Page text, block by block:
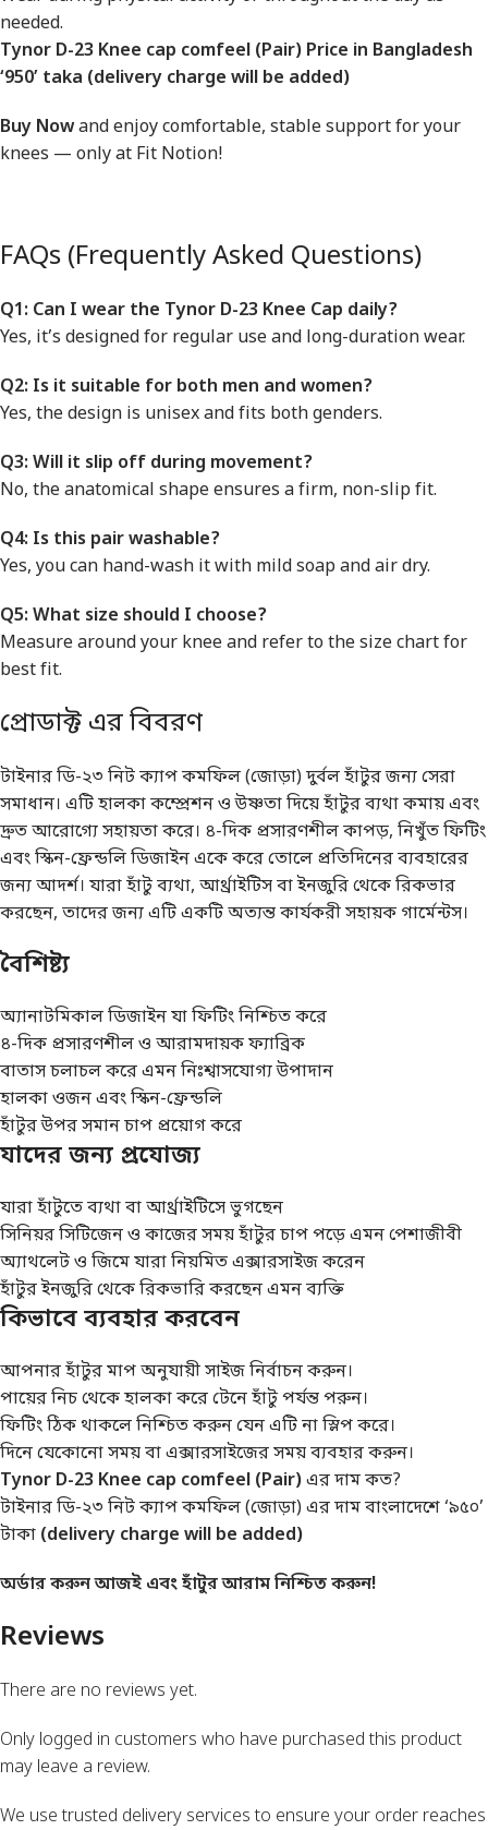
needed.
Tynor D-23 Knee cap comfeel (Pair) Price in Bangladesh
‘950’ taka (delivery charge will be added)
Buy Nowand enjoy comfortable, stable support for your
knees — only at Fit Notion!
FAQs (Frequently Asked Questions)
Q1: Can I wear the Tynor D-23 Knee Cap daily?
Yes, it’s designed for regular use and long-duration wear.
Q2: Is it suitable for both men and women?
Yes, the design is unisex and fits both genders.
Q3: Will it slip off during movement?
No, the anatomical shape ensures a firm, non-slip fit.
Q4: Is this pair washable?
Yes, you can hand-wash it with mild soap and air dry.
Q5: What size should I choose?
Measure around your knee and refer to the size chart for
best fit.
প্রোডাক্ট এর বিবরণ
টাইনার ডি-২৩ নিট ক্যাপ কমফিল (জোড়া) দুর্বল হাঁটুর জন্য সেরা
সমাধান। এটি হালকা কম্প্রেশন ও উষ্ণতা দিয়ে হাঁটুর ব্যথা কমায় এবং
দ্রুত আরোগ্যে সহায়তা করে। ৪-দিক প্রসারণশীল কাপড়, নিখুঁত ফিটিং
এবং স্কিন-ফ্রেন্ডলি ডিজাইন একে করে তোলে প্রতিদিনের ব্যবহারের
জন্য আদর্শ। যারা হাঁটু ব্যথা, আর্থ্রাইটিস বা ইনজুরি থেকে রিকভার
করছেন, তাদের জন্য এটি একটি অত্যন্ত কার্যকরী সহায়ক গার্মেন্টস।
বৈশিষ্ট্য
অ্যানাটমিকাল ডিজাইন যা ফিটিং নিশ্চিত করে
৪-দিক প্রসারণশীল ও আরামদায়ক ফ্যাব্রিক
বাতাস চলাচল করে এমন নিঃশ্বাসযোগ্য উপাদান
হালকা ওজন এবং স্কিন-ফ্রেন্ডলি
হাঁটুর উপর সমান চাপ প্রয়োগ করে
যাদের জন্য প্রযোজ্য
যারা হাঁটুতে ব্যথা বা আর্থ্রাইটিসে ভুগছেন
সিনিয়র সিটিজেন ও কাজের সময় হাঁটুর চাপ পড়ে এমন পেশাজীবী
অ্যাথলেট ও জিমে যারা নিয়মিত এক্সারসাইজ করেন
হাঁটুর ইনজুরি থেকে রিকভারি করছেন এমন ব্যক্তি
কিভাবে ব্যবহার করবেন
আপনার হাঁটুর মাপ অনুযায়ী সাইজ নির্বাচন করুন।
পায়ের নিচ থেকে হালকা করে টেনে হাঁটু পর্যন্ত পরুন।
ফিটিং ঠিক থাকলে নিশ্চিত করুন যেন এটি না স্লিপ করে।
দিনে যেকোনো সময় বা এক্সারসাইজের সময় ব্যবহার করুন।
Tynor D-23 Knee cap comfeel (Pair)এর দাম কত?
টাইনার ডি-২৩ নিট ক্যাপ কমফিল (জোড়া) এর দাম বাংলাদেশে ‘৯৫০’
টাকা (delivery charge will be added)
অর্ডার করুন আজই এবং হাঁটুর আরাম নিশ্চিত করুন!
Reviews
There are no reviews yet.
Only logged in customers who have purchased this product
may leave a review.
We use trusted delivery services to ensure your order reaches